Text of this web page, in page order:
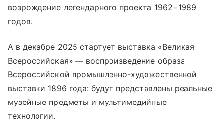
возрождение легендарного проекта 1962−1989
годов.
А в декабре 2025 стартует выставка «Великая
Всероссийская» — воспроизведение образа
Всероссийской промышленно-художественной
выставки 1896 года: будут представлены реальные
музейные предметы и мультимедийные
технологии.